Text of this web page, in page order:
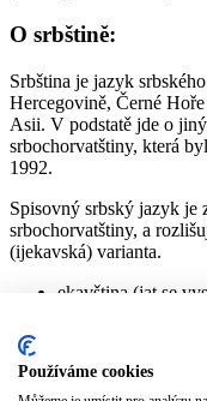
O srbštině:
Srbština je jazyk
Hercegovině, Černé
Asii. V podstatě jde o
srbochorvatštiny, která
1992.
Spisovný srbský jazyk je
srbochorvatštiny, a
(ijekavská) varianta.
ekavština (jat se
Srbsku, kde je z
Vojvodina,
Bosně a
Používáme cookies